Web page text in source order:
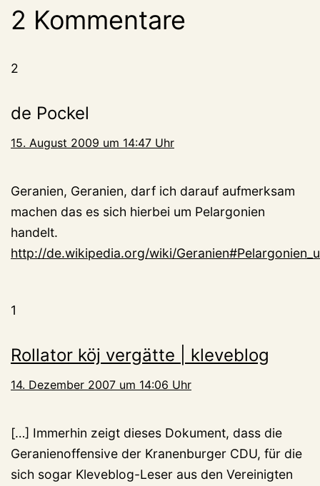
2 Kommentare
2
de Pockel
15. August 2009 um 14:47 Uhr
Geranien, Geranien, darf ich darauf aufmerksam
machen das es sich hierbei um Pelargonien
handelt.
http://de.wikipedia.org/wiki/
1
Rollator köj vergätte | kleveblog
14. Dezember 2007 um 14:06 Uhr
[…] Immerhin zeigt dieses Dokument, dass die
Geranienoffensive der Kranenburger CDU, für die
sich sogar Kleveblog-Leser aus den Vereinigten